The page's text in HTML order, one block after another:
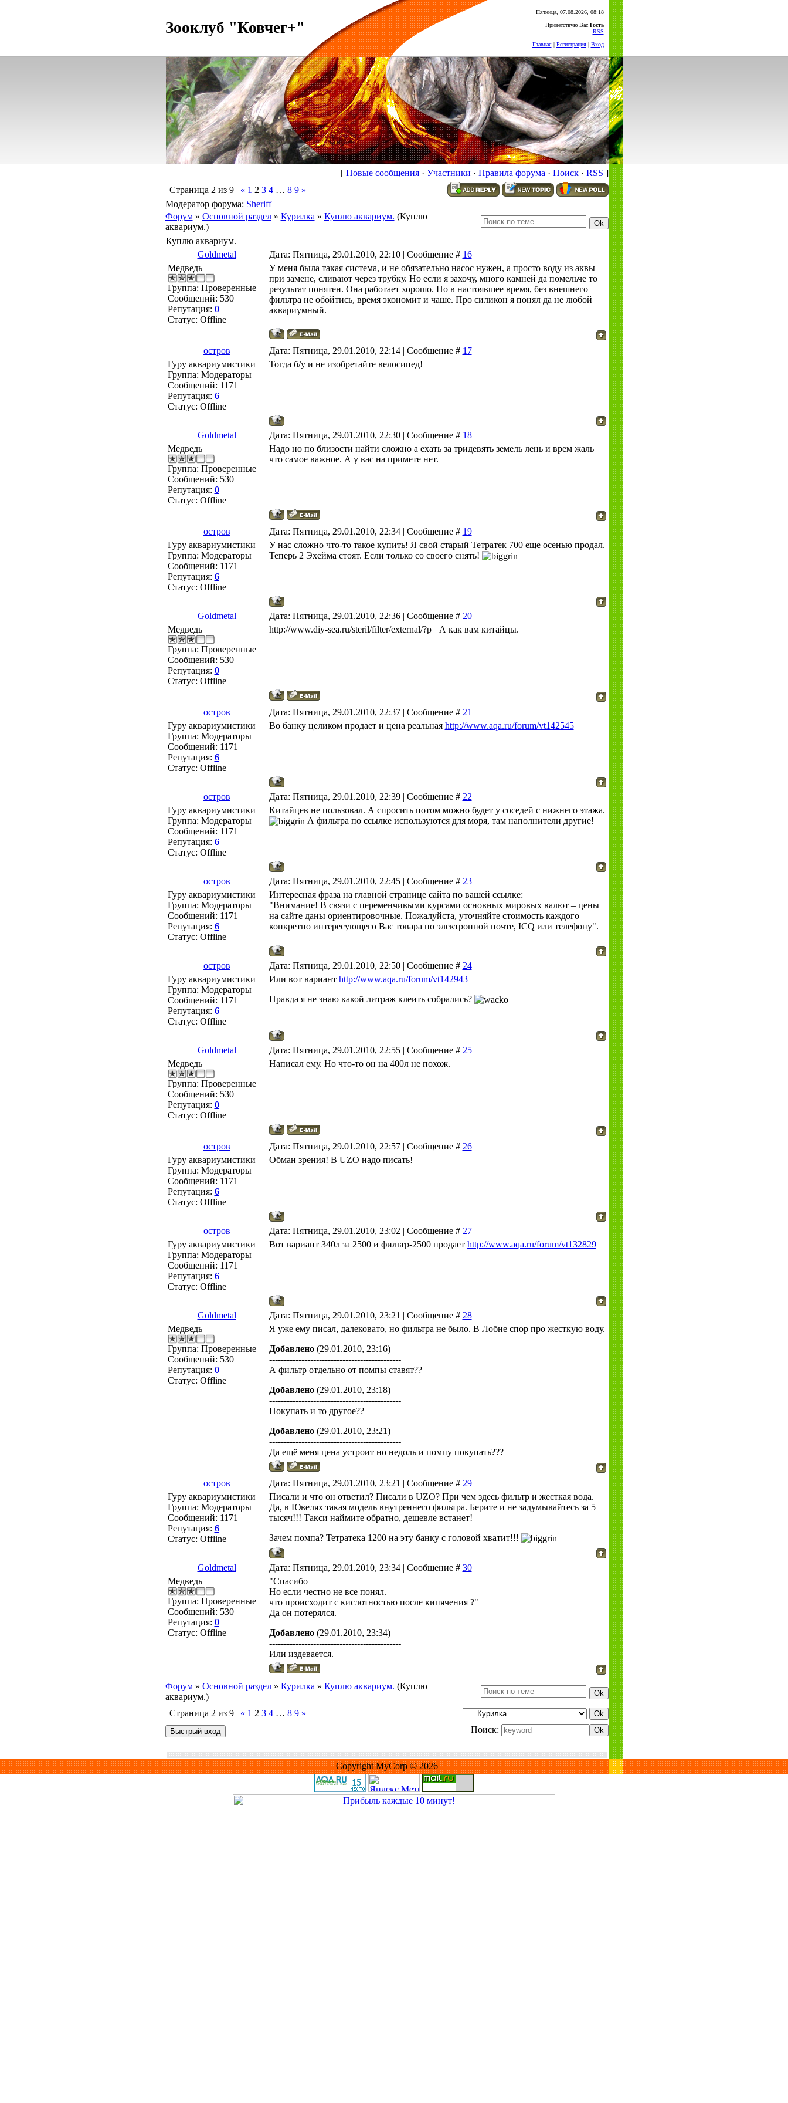
Зооклуб "Ковчег+"
Пятница, 07.08.2026, 08:18
Приветствую Вас Гость
RSS
Главная| Регистрация| Вход
[ Новые сообщения· Участники · Правила форума · Поиск· RSS ]
Страница 2 из 9 « 1 2 3 4 … 8 9 »
Модератор форума: Sheriff
Форум » Основной раздел » Курилка » Куплю аквариум. (Куплю
аквариум.)
Куплю аквариум.
Goldmetal
Дата: Пятница, 29.01.2010, 22:10 | Сообщение # 16
Медведь
Группа: Проверенные
Сообщений: 530
Репутация: 0
Статус: Offline
У меня была такая система, и не обязательно насос нужен, а просто воду из аквы
при замене, сливают через трубку. Но если я захочу, много камней да помельче то
результат понятен. Она работает хорошо. Но в настоявшее время, без внешнего
фильтра не обойтись, время экономит и чаше. Про силикон я понял да не любой
аквариумный.
остров Дата: Пятница, 29.01.2010, 22:14 | Сообщение # 17
Гуру аквариумистики
Группа: Модераторы
Сообщений: 1171
Репутация: 6
Статус: Offline
Тогда б/у и не изобретайте велосипед!
Goldmetal Дата: Пятница, 29.01.2010, 22:30 | Сообщение # 18
Медведь
Группа: Проверенные
Сообщений: 530
Репутация: 0
Статус: Offline
Надо но по близости найти сложно а ехать за тридевять земель лень и врем жаль
что самое важное. А у вас на примете нет.
остров Дата: Пятница, 29.01.2010, 22:34 | Сообщение # 19
Гуру аквариумистики
Группа: Модераторы
Сообщений: 1171
Репутация: 6
Статус: Offline
У нас сложно что-то такое купить! Я свой старый Тетратек 700 еще осенью продал.
Теперь 2 Эхейма стоят. Если только со своего снять!
Goldmetal Дата: Пятница, 29.01.2010, 22:36 | Сообщение # 20
Медведь
Группа: Проверенные
Сообщений: 530
Репутация: 0
Статус: Offline
http://www.diy-sea.ru/steril/filter/external/?p= А как вам китайцы.
остров Дата: Пятница, 29.01.2010, 22:37 | Сообщение # 21
Гуру аквариумистики
Группа: Модераторы
Сообщений: 1171
Репутация: 6
Статус: Offline
Во банку целиком продает и цена реальная http://www.aqa.ru/forum/vt142545
остров Дата: Пятница, 29.01.2010, 22:39 | Сообщение # 22
Гуру аквариумистики
Группа: Модераторы
Сообщений: 1171
Репутация: 6
Статус: Offline
Китайцев не пользовал. А спросить потом можно будет у соседей с нижнего этажа.
А фильтра по ссылке используются для моря, там наполнители другие!
остров Дата: Пятница, 29.01.2010, 22:45 | Сообщение # 23
Гуру аквариумистики
Группа: Модераторы
Сообщений: 1171
Репутация: 6
Статус: Offline
Интересная фраза на главной странице сайта по вашей ссылке:
"Внимание! В связи с переменчивыми курсами основных мировых валют – цены
на сайте даны ориентировочные. Пожалуйста, уточняйте стоимость каждого
конкретно интересующего Вас товара по электронной почте, ICQ или телефону".
остров Дата: Пятница, 29.01.2010, 22:50 | Сообщение # 24
Гуру аквариумистики
Группа: Модераторы
Сообщений: 1171
Репутация: 6
Статус: Offline
Или вот вариант http://www.aqa.ru/forum/vt142943
Правда я не знаю какой литраж клеить собрались?
Goldmetal Дата: Пятница, 29.01.2010, 22:55 | Сообщение # 25
Медведь
Группа: Проверенные
Сообщений: 530
Репутация: 0
Статус: Offline
Написал ему. Но что-то он на 400л не похож.
остров Дата: Пятница, 29.01.2010, 22:57 | Сообщение # 26
Гуру аквариумистики
Группа: Модераторы
Сообщений: 1171
Репутация: 6
Статус: Offline
Обман зрения! В UZO надо писать!
остров Дата: Пятница, 29.01.2010, 23:02 | Сообщение # 27
Гуру аквариумистики
Группа: Модераторы
Сообщений: 1171
Репутация: 6
Статус: Offline
Вот вариант 340л за 2500 и фильтр-2500 продает http://www.aqa.ru/forum/vt132829
Goldmetal Дата: Пятница, 29.01.2010, 23:21 | Сообщение # 28
Медведь
Группа: Проверенные
Сообщений: 530
Репутация: 0
Статус: Offline
Я уже ему писал, далековато, но фильтра не было. В Лобне спор про жесткую воду.
Добавлено(29.01.2010, 23:16)
---------------------------------------------
А фильтр отдельно от помпы ставят??
Добавлено(29.01.2010, 23:18)
---------------------------------------------
Покупать и то другое??
Добавлено(29.01.2010, 23:21)
---------------------------------------------
Да ещё меня цена устроит но недоль и помпу покупать???
остров Дата: Пятница, 29.01.2010, 23:21 | Сообщение # 29
Гуру аквариумистики
Группа: Модераторы
Сообщений: 1171
Репутация: 6
Статус: Offline
Писали и что он ответил? Писали в UZO? При чем здесь фильтр и жесткая вода.
Да, в Ювелях такая модель внутреннего фильтра. Берите и не задумывайтесь за 5
тысяч!!! Такси наймите обратно, дешевле встанет!
Зачем помпа? Тетратека 1200 на эту банку с головой хватит!!!
Goldmetal Дата: Пятница, 29.01.2010, 23:34 | Сообщение # 30
Медведь
Группа: Проверенные
Сообщений: 530
Репутация: 0
Статус: Offline
"Спасибо
Но если честно не все понял.
что происходит с кислотностью после кипячения ?"
Да он потерялся.
Добавлено(29.01.2010, 23:34)
---------------------------------------------
Или издевается.
Форум » Основной раздел » Курилка » Куплю аквариум. (Куплю
аквариум.)
Страница 2 из 9 « 1 2 3 4 … 8 9 »
Поиск:
Copyright MyCorp © 2026